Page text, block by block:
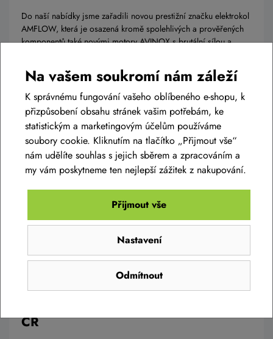
Do naší nabídky jsme zařadili novou prestižní značku elektrokol
AMFLOW, která je osazená kromě spolehlivých a prověřených
komponentů také novými motory AVINOX s brutální sílou a
Číst článek
ČR
Na vašem soukromí nám záleží
K správnému fungování vašeho oblíbeného e-shopu, k
přizpůsobení obsahu stránek vašim potřebám, ke
statistickým a marketingovým účelům používáme
soubory cookie. Kliknutím na tlačítko „Přijmout vše“
nám udělíte souhlas s jejich sběrem a zpracováním a
my vám poskytneme ten nejlepší zážitek z nakupování.
Odmítnout
Nastavení
Přijmout vše